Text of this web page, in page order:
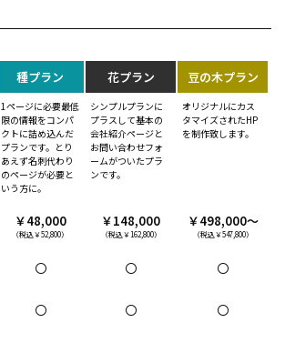
種プラン 花プラン 豆の木プラン
1ページに必要最低
限の情報をコンパ
クトに詰め込んだ
プランです。とり
あえず名刺代わり
のページが必要と
いう方に。
シンプルプランに
プラスして基本の
会社紹介ページと
お問い合わせフォ
ームがついたプラ
ンです。
オリジナルにカス
タマイズされたHP
を制作致します。
￥48,000
（税込￥52,800）
￥148,000
（税込￥162,800）
￥498,000～
（税込￥547,800）
〇 〇
〇
〇 〇 〇